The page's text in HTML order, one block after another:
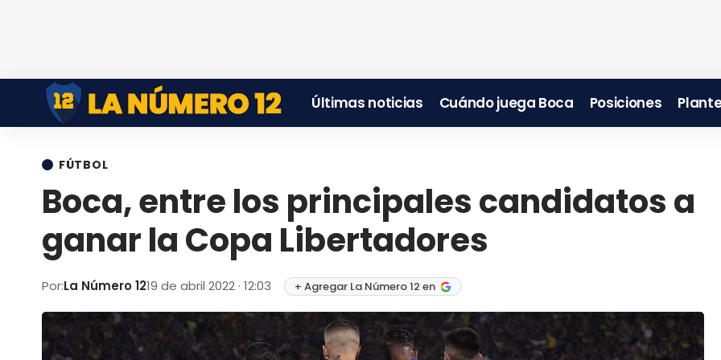
Últimas noticias Cuándo juega Boca Posiciones
FÚTBOL
Boca, entre los principales candidatos a
ganar la Copa Libertadores
Por:La Número 1219 de abril 2022 · 12:03 + Agregar La Número 12 en